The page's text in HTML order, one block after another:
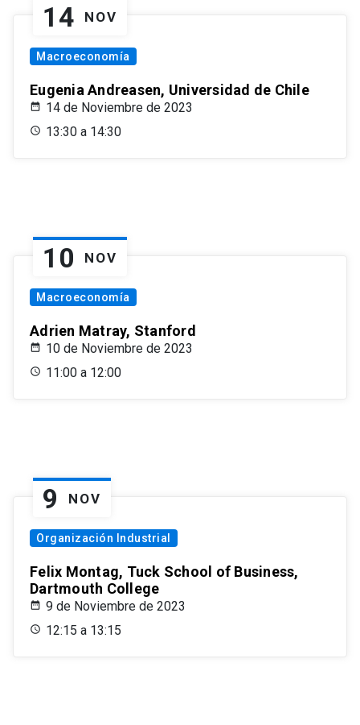
14 NOV
Macroeconomía
Eugenia Andreasen, Universidad de Chile
14 de Noviembre de 2023
13:30 a 14:30
10 NOV
Macroeconomía
Adrien Matray, Stanford
10 de Noviembre de 2023
11:00 a 12:00
9 NOV
Organización Industrial
Felix Montag, Tuck School of Business,
Dartmouth College
9 de Noviembre de 2023
12:15 a 13:15